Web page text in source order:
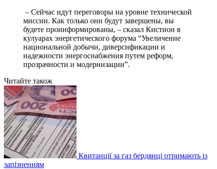
– Сейчас идут переговоры на уровне технической
миссии. Как только они будут завершены, вы
будете проинформированы, – сказал Кистион в
кулуарах энергетического форума “Увеличение
национальной добычи, диверсификации и
надежности энергоснабжения путем реформ,
прозрачности и модернизации”.
Читайте також
Квитанції за газ бердянці отримають із
запізненням